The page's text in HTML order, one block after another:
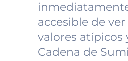
accesible de
valores atípicos
Cadena de